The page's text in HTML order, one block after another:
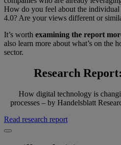
How do you feel about the
4.0? Are your views different or
It’s worth examining the report
also learn more about what’s on the
sector.
Research
How digital technology is
processes – by Handelsblatt
Read research report